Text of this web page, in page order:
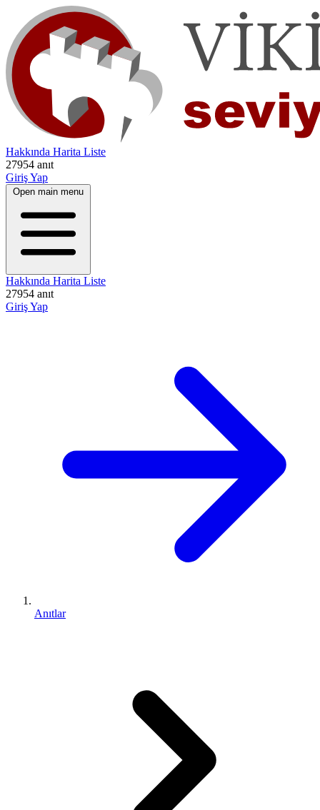
Hakkında Harita Liste
27954 anıt
Giriş Yap
Open main menu
Hakkında Harita Liste
27954 anıt
Giriş Yap
Anıtlar